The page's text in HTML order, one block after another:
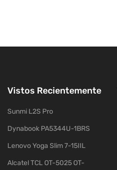
Vistos Recientemente
Sunmi L2S Pro
Dynabook PA5344U-1BRS
Lenovo Yoga Slim 7-15IIL
Alcatel TCL OT-5025 OT-